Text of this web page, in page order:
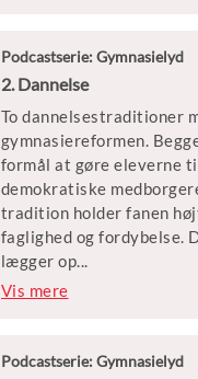
man ikke ender med et
administrativt
der kan ses som en
praksis. Hvordan udvikler
meningsfuldt og effektivt
kvalitetssystem?
Gæsterne i dag er
kvalitetschef på
Professionshøjskolen
Podcastserie: Gymnasielyd
2. Dannelse
To dannelsestraditioner
gymnasiereformen.
formål at gøre eleverne
demokratiske
tradition holder fanen
faglighed og fordybelse.
lægger op...
til at eleverne skal arbejde
migration og demokrati.
Vis mere
Podcastserie: Gymnasielyd